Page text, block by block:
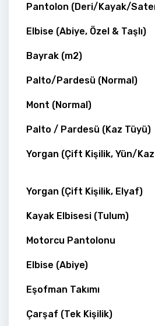
Pantolon (Deri/Kayak/
Elbise (Abiye, Özel & Taşlı)
Bayrak (m2)
Palto/Pardesü (Normal)
Mont (Normal)
Palto / Pardesü (Kaz Tüyü)
Yorgan (Çift Kişilik, Yün/
Yorgan (Çift Kişilik, Elyaf)
Kayak Elbisesi (Tulum)
Motorcu Pantolonu
Elbise (Abiye)
Eşofman Takımı
Çarşaf (Tek Kişilik)